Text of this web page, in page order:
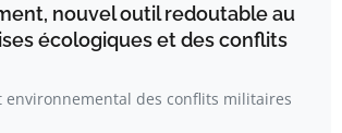
nouvel outil redoutable au
écologiques et des conflits
environnemental des conflits militaires